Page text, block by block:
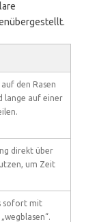
den Rasen
lange auf einer
direkt über
um Zeit
sofort mit